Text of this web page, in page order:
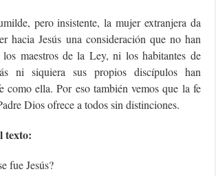
pero insistente, la mujer extranjera da
hacia Jesús una consideración que no han
los maestros de la Ley, ni los habitantes de
ni siquiera sus propios discípulos han
como ella. Por eso también vemos que la fe
Dios ofrece a todos sin distinciones.
texto:
fue Jesús?